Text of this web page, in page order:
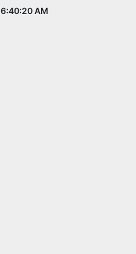
6:40:22 AM